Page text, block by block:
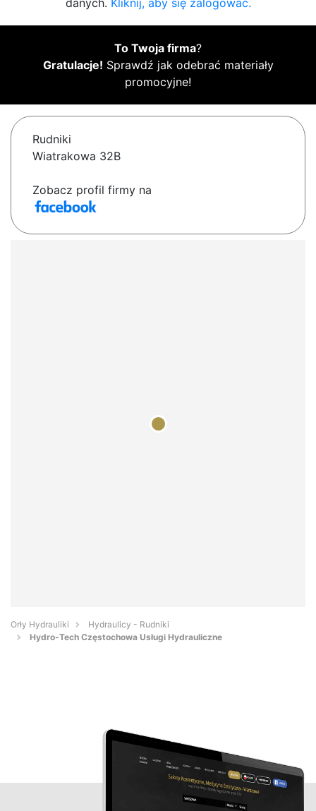
danych. Kliknij, aby się zalogować.
To Twoja firma?
Gratulacje! Sprawdź jak odebrać materiały
promocyjne!
Rudniki
Wiatrakowa 32B
Zobacz profil firmy na
Orły Hydrauliki
Hydraulicy - Rudniki
Hydro-Tech Częstochowa Usługi Hydrauliczne